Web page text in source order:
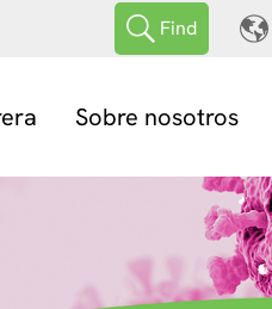
Find
Sobre nosotros